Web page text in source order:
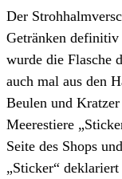
Der
Getränken definitiv
wurde die Flasche
auch mal aus den
Beulen und
Meerestiere
Seite des Shops
„Sticker“